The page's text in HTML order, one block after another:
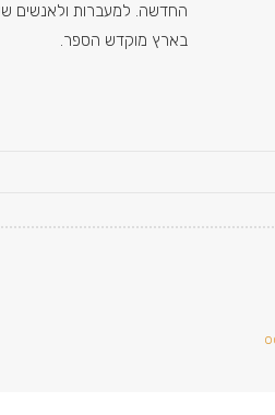
החדשה. למעברות ולאנשים
בארץ מוקדש הספר.